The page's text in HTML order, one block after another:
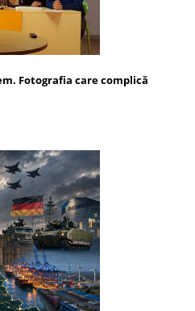
Fotografia care complică